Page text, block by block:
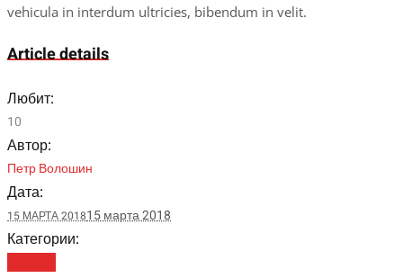
vehicula in interdum ultricies, bibendum in velit.
Article details
Любит:
10
Автор:
Петр Волошин
Дата:
15 МАРТА 201815 марта 2018
Категории: